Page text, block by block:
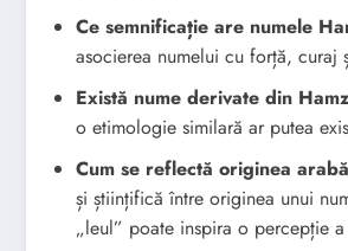
Ce semnificație are numele
asocierea numelui cu forță, curaj
Există nume derivate din
o etimologie similară ar putea
Cum se reflectă originea
și științifică între originea unui
„leul” poate inspira o percepție